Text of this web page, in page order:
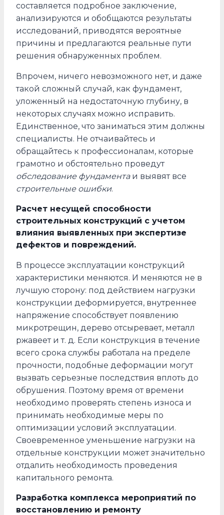
составляется подробное заключение,
анализируются и обобщаются результаты
исследований, приводятся вероятные
причины и предлагаются реальные пути
решения обнаруженных проблем.
Впрочем, ничего невозможного нет, и даже
такой сложный случай, как фундамент,
уложенный на недостаточную глубину, в
некоторых случаях можно исправить.
Единственное, что заниматься этим должны
специалисты. Не отчаивайтесь и
обращайтесь к профессионалам, которые
грамотно и обстоятельно проведут
обследование фундаментаи выявят все
строительные ошибки.
Расчет несущей способности
строительных конструкций с учетом
влияния выявленных при экспертизе
дефектов и повреждений.
В процессе эксплуатации конструкций
характеристики меняются. И меняются не в
лучшую сторону: под действием нагрузки
конструкции деформируется, внутреннее
напряжение способствует появлению
микротрещин, дерево отсыревает, металл
ржавеет и т. д. Если конструкция в течение
всего срока службы работала на пределе
прочности, подобные деформации могут
вызвать серьезные последствия вплоть до
обрушения. Поэтому время от времени
необходимо проверять степень износа и
принимать необходимые меры по
оптимизации условий эксплуатации.
Своевременное уменьшение нагрузки на
отдельные конструкции может значительно
отдалить необходимость проведения
капитального ремонта.
Разработка комплекса мероприятий по
восстановлению и ремонту